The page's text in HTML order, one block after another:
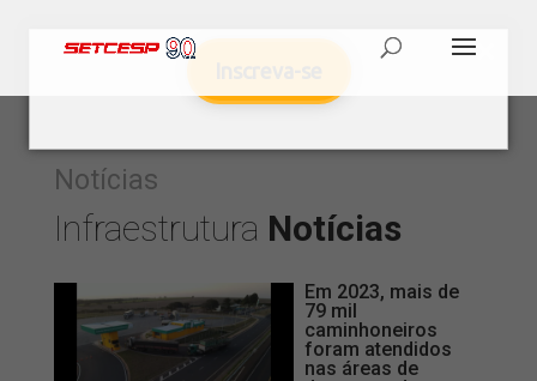
Notícias
Infraestrutura Notícias
Em 2023, mais de
79 mil
caminhoneiros
foram atendidos
nas áreas de